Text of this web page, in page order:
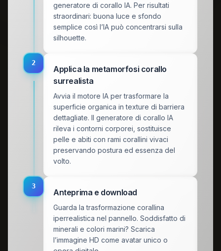
generatore di corallo IA. Per risultati
straordinari: buona luce e sfondo
semplice così l’IA può concentrarsi sulla
silhouette.
2
Applica la metamorfosi corallo
surrealista
Avvia il motore IA per trasformare la
superficie organica in texture di barriera
dettagliate. Il generatore di corallo IA
rileva i contorni corporei, sostituisce
pelle e abiti con rami corallini vivaci
preservando postura ed essenza del
volto.
3
Anteprima e download
Guarda la trasformazione corallina
iperrealistica nel pannello. Soddisfatto di
minerali e colori marini? Scarica
l’immagine HD come avatar unico o